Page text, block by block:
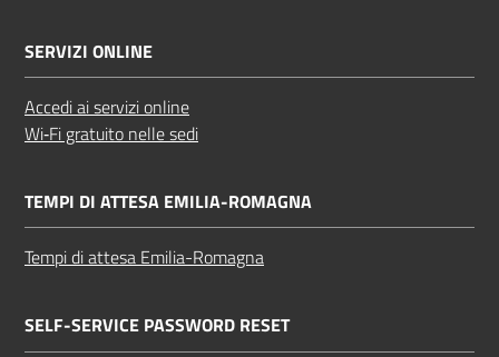
SERVIZI ONLINE
Accedi ai servizi online
Wi‑Fi gratuito nelle sedi
TEMPI DI ATTESA EMILIA-ROMAGNA
Tempi di attesa Emilia-Romagna
SELF-SERVICE PASSWORD RESET